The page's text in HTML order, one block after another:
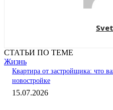
СТАТЬИ ПО ТЕМЕ
Жизнь
Квартира от застройщика: что
новостройке
15.07.2026